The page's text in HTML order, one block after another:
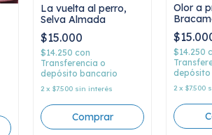
La vuelta al perro,
Selva Almada
$15.000
$14.250 con
Transferencia o
depósito bancario
2 x $7.500 sin interés
Olor a
$14.250
2 x $7.500